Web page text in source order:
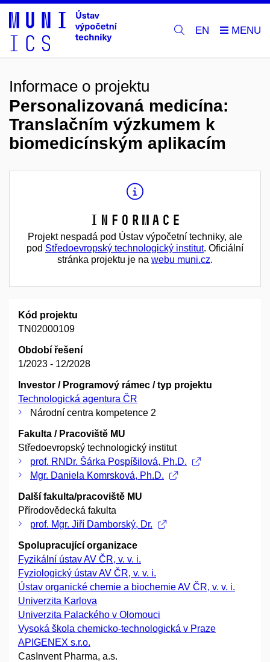
EN
Informace o projektu
Personalizovaná medicína:
Translačním výzkumem k
biomedicínským aplikacím
Informace
Projekt nespadá pod Ústav výpočetní techniky, ale
pod Středoevropský technologický institut. Oficiální
stránka projektu je na webu muni.cz.
Kód projektu
TN02000109
Období řešení
1/2023 - 12/2028
Investor / Programový rámec / typ projektu
Technologická agentura ČR
Národní centra kompetence 2
Fakulta / Pracoviště MU
Středoevropský technologický institut
prof. RNDr. Šárka Pospíšilová, Ph.D.
Mgr. Daniela Komrsková, Ph.D.
Další fakulta/pracoviště MU
Přírodovědecká fakulta
prof. Mgr. Jiří Damborský, Dr.
Spolupracující organizace
Fyzikální ústav AV ČR, v. v. i.
Fyziologický ústav AV ČR, v. v. i.
Ústav organické chemie a biochemie AV ČR, v. v. i.
Univerzita Karlova
Univerzita Palackého v Olomouci
Vysoká škola chemicko-technologická v Praze
APIGENEX s.r.o.
CasInvent Pharma, a.s.